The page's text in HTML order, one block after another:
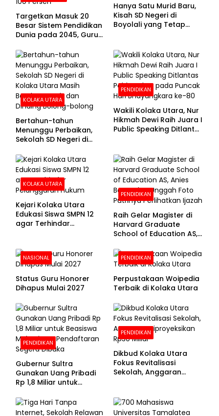
Targetkan Masuk 20
Besar Sistem Pendidikan
Dunia pada 2045, Guru
100 Persen
Hanya Satu Murid Baru,
Kisah SD Negeri di
Boyolali yang Tetap
KOLAKA UTARA
Bertahun-tahun
Menunggu Perbaikan,
Sekolah SD Negeri di
Beralas Tanah dan
Dinding Bolong-bolong
PENDIDIKAN
Wakili Kolaka Utara, Nur
Hikmah Dewi Raih Juara I
Public Speaking Ditlantas
Bhayangkara ke-80
KOLAKA UTARA
Kejari Kolaka Utara
Edukasi Siswa SMPN 12
agar Terhindar
PENDIDIKAN
Raih Gelar Magister di
Harvard Graduate
School of Education AS,
Foto Putrinya Perlihatkan
Ijazah
NASIONAL
Status Guru Honorer
Dihapus Mulai 2027
PENDIDIKAN
Perpustakaan Woipedia
Terbaik di Kolaka Utara
PENDIDIKAN
Gubernur Sultra
Gunakan Uang Pribadi
Rp 1,8 Miliar untuk
Pendaftaran Segera
Dibuka
PENDIDIKAN
Dikbud Kolaka Utara
Fokus Revitalisasi
Sekolah, Anggaran